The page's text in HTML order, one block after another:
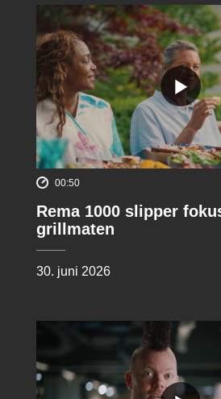
00:50
Rema 1000 slipper
grillmaten
30. juni 2026